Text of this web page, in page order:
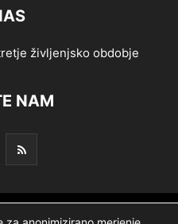
življenjsko obdobje
NAM
Politika zasebnosti